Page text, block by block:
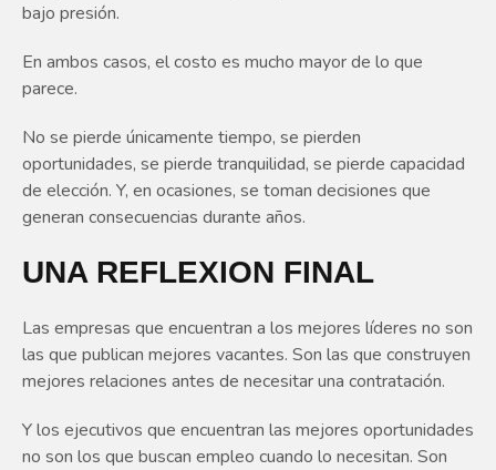
bajo presión.
En ambos casos, el costo es mucho mayor de lo que
parece.
No se pierde únicamente tiempo, se pierden
oportunidades, se pierde tranquilidad, se pierde capacidad
de elección. Y, en ocasiones, se toman decisiones que
generan consecuencias durante años.
UNA REFLEXION FINAL
Las empresas que encuentran a los mejores líderes no son
las que publican mejores vacantes. Son las que construyen
mejores relaciones antes de necesitar una contratación.
Y los ejecutivos que encuentran las mejores oportunidades
no son los que buscan empleo cuando lo necesitan. Son